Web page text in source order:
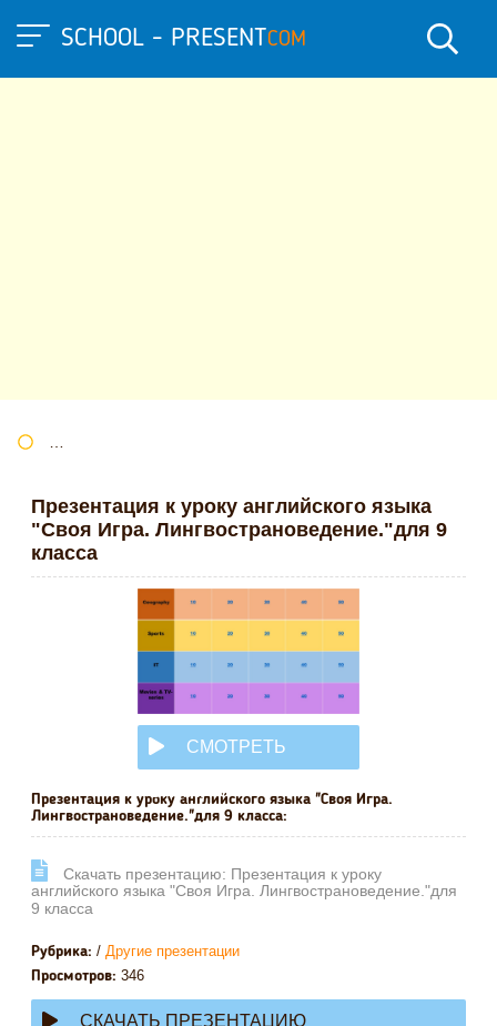
SCHOOL - PRESENTCOM
Презентация к уроку английского языка
"Своя Игра. Лингвострановедение."для 9
класса
СМОТРЕТЬ
ОНЛАЙН
Презентация к уроку английского языка "Своя Игра.
Лингвострановедение."для 9 класса:
Cкачать презентацию: Презентация к уроку
английского языка "Своя Игра. Лингвострановедение."для
9 класса
Рубрика: / Другие презентации
Просмотров: 346
СКАЧАТЬ ПРЕЗЕНТАЦИЮ